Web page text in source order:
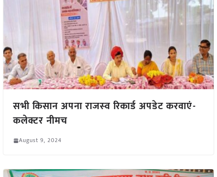
सभी किसान अपना राजस्‍व रिकार्ड अपडेट करवाएं-
कलेक्टर नीमच
August 9, 2024